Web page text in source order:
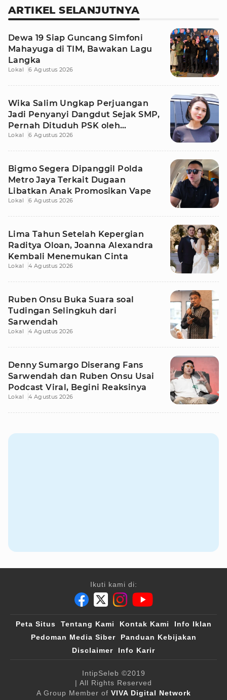
ARTIKEL SELANJUTNYA
Dewa 19 Siap Guncang Simfoni
Mahayuga di TIM, Bawakan Lagu
Langka
Lokal 6 Agustus 2026
Wika Salim Ungkap Perjuangan
Jadi Penyanyi Dangdut Sejak SMP,
Pernah Dituduh PSK oleh
Tetangga
Lokal 6 Agustus 2026
Bigmo Segera Dipanggil Polda
Metro Jaya Terkait Dugaan
Libatkan Anak Promosikan Vape
Lokal 6 Agustus 2026
Lima Tahun Setelah Kepergian
Raditya Oloan, Joanna Alexandra
Kembali Menemukan Cinta
Lokal 4 Agustus 2026
Ruben Onsu Buka Suara soal
Tudingan Selingkuh dari
Sarwendah
Lokal 4 Agustus 2026
Denny Sumargo Diserang Fans
Sarwendah dan Ruben Onsu Usai
Podcast Viral, Begini Reaksinya
Lokal 4 Agustus 2026
Ikuti kami di:
Peta Situs Tentang Kami Kontak Kami
Info Iklan
Pedoman Media Siber
Panduan Kebijakan
Disclaimer
Info Karir
IntipSeleb ©2019
| All Rights Reserved
A Group Member of VIVA Digital Network